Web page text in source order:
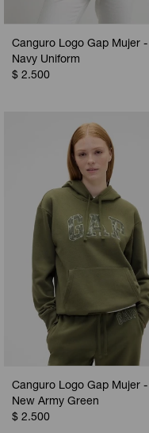
Canguro Logo Gap Mujer -
Navy Uniform
$ 2.500
Canguro Logo Gap Mujer -
New Army Green
$ 2.500